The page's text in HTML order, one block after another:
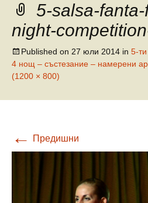
5-salsa-
night-
Published on 27 юли 2014 in 5-
4 нощ – състезание – намерени
(1200 × 800)
← Предишни